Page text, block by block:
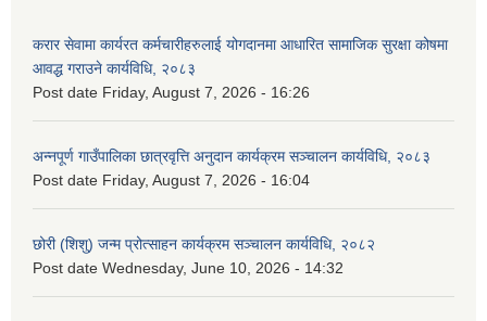
करार सेवामा कार्यरत कर्मचारीहरुलाई योगदानमा आधारित सामाजिक सुरक्षा कोषमा
आवद्ध गराउने कार्यविधि, २०८३
Post date Friday, August 7, 2026 - 16:26
अन्नपूर्ण गाउँपालिका छात्रवृत्ति अनुदान कार्यक्रम सञ्चालन कार्यविधि, २०८३
Post date Friday, August 7, 2026 - 16:04
छोरी (शिशु) जन्म प्रोत्साहन कार्यक्रम सञ्चालन कार्यविधि, २०८२
Post date Wednesday, June 10, 2026 - 14:32